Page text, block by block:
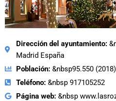
Dirección del ayuntamiento:
Madrid España
Población:&nbsp95.550 (2018)
Teléfono:&nbsp 917105252
Página web:&nbsp